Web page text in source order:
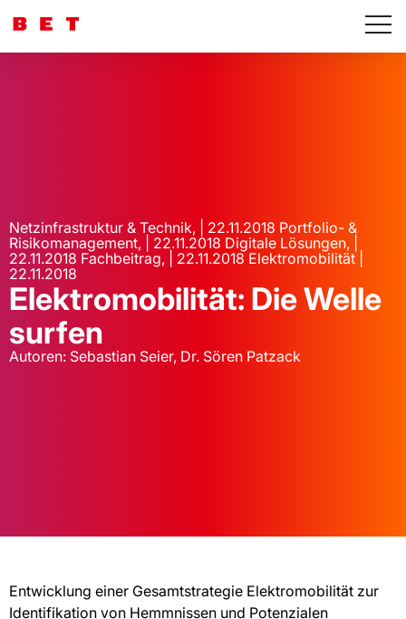
Netzinfrastruktur & Technik, | 22.11.2018 Portfolio- &
Risikomanagement, | 22.11.2018 Digitale Lösungen, |
22.11.2018 Fachbeitrag, | 22.11.2018 Elektromobilität |
22.11.2018
Elektromobilität: Die Welle
surfen
Autoren: Sebastian Seier, Dr. Sören Patzack
Entwicklung einer Gesamtstrategie Elektromobilität zur
Identifikation von Hemmnissen und Potenzialen